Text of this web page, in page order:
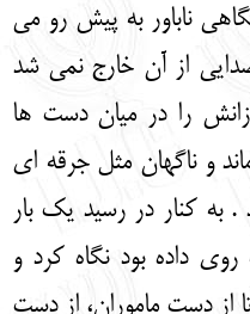
ناباور به پیش رو می
از آن خارج نمی شد
را در میان دست ها
و ناگهان مثل جرقه ای
به کنار در رسید یک بار
داده بود نگاه کرد و
از دست ماموران، از دست